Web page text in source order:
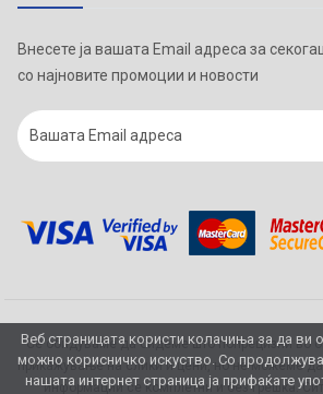
Веб страницата користи колачиња за да ви
можно корисничко искуство. Со
нашата интернет страница ја прифаќате
Внесете ја вашата Email адреса за
со најновите промоции и новости
Се обидуваме да бидеме што попрецизни во
прикажување на слики и цени, но не можеме да
информации се комплетни и без грешка.